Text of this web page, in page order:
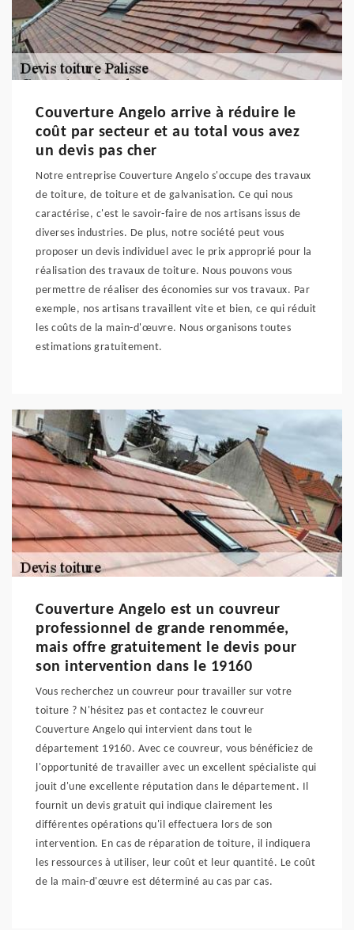
Couverture Angelo arrive à réduire le
coût par secteur et au total vous avez
un devis pas cher
Notre entreprise Couverture Angelo s'occupe des travaux
de toiture, de toiture et de galvanisation. Ce qui nous
caractérise, c'est le savoir-faire de nos artisans issus de
diverses industries. De plus, notre société peut vous
proposer un devis individuel avec le prix approprié pour la
réalisation des travaux de toiture. Nous pouvons vous
permettre de réaliser des économies sur vos travaux. Par
exemple, nos artisans travaillent vite et bien, ce qui réduit
les coûts de la main-d'œuvre. Nous organisons toutes
estimations gratuitement.
Couverture Angelo est un couvreur
professionnel de grande renommée,
mais offre gratuitement le devis pour
son intervention dans le 19160
Vous recherchez un couvreur pour travailler sur votre
toiture ? N'hésitez pas et contactez le couvreur
Couverture Angelo qui intervient dans tout le
département 19160. Avec ce couvreur, vous bénéficiez de
l'opportunité de travailler avec un excellent spécialiste qui
jouit d'une excellente réputation dans le département. Il
fournit un devis gratuit qui indique clairement les
différentes opérations qu'il effectuera lors de son
intervention. En cas de réparation de toiture, il indiquera
les ressources à utiliser, leur coût et leur quantité. Le coût
de la main-d'œuvre est déterminé au cas par cas.